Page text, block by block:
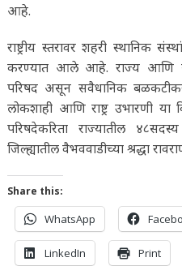
आहे.
राष्ट्रीय स्तरावर शहरी स्थानिक
करण्यात आले आहे. राज्य आणि
परिषद असून सवैधानिक
लोकशाही आणि राष्ट्र उभारणी
परिषदेकरिता राज्यातील
जिल्ह्यातील वैभववाडीच्या श्रद्धा
Share this:
WhatsApp
LinkedIn Print